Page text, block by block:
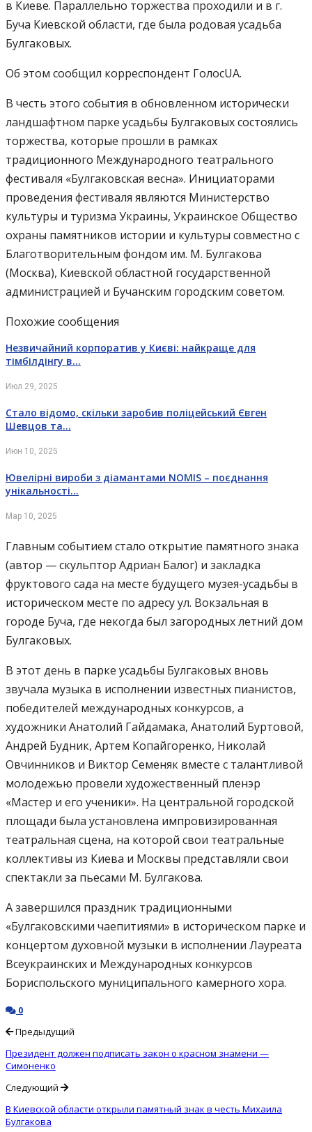
в Киеве. Параллельно торжества проходили и в г.
Буча Киевской области, где была родовая усадьба
Булгаковых.
Об этом сообщил корреспондент ГолосUA.
В честь этого события в обновленном исторически
ландшафтном парке усадьбы Булгаковых состоялись
торжества, которые прошли в рамках
традиционного Международного театрального
фестиваля «Булгаковская весна». Инициаторами
проведения фестиваля являются Министерство
культуры и туризма Украины, Украинское Общество
охраны памятников истории и культуры совместно с
Благотворительным фондом им. М. Булгакова
(Москва), Киевской областной государственной
администрацией и Бучанским городским советом.
Похожие сообщения
Незвичайний корпоратив у Києві: найкраще для
тімбілдінгу в…
Июл 29, 2025
Стало відомо, скільки заробив поліцейський Євген
Шевцов та…
Июн 10, 2025
Ювелірні вироби з діамантами NOMIS – поєднання
унікальності…
Мар 10, 2025
Главным событием стало открытие памятного знака
(автор — скульптор Адриан Балог) и закладка
фруктового сада на месте будущего музея-усадьбы в
историческом месте по адресу ул. Вокзальная в
городе Буча, где некогда был загородных летний дом
Булгаковых.
В этот день в парке усадьбы Булгаковых вновь
звучала музыка в исполнении известных пианистов,
победителей международных конкурсов, а
художники Анатолий Гайдамака, Анатолий Буртовой,
Андрей Будник, Артем Копайгоренко, Николай
Овчинников и Виктор Семеняк вместе с талантливой
молодежью провели художественный пленэр
«Мастер и его ученики». На центральной городской
площади была установлена импровизированная
театральная сцена, на которой свои театральные
коллективы из Киева и Москвы представляли свои
спектакли за пьесами М. Булгакова.
А завершился праздник традиционными
«Булгаковскими чаепитиями» в историческом парке и
концертом духовной музыки в исполнении Лауреата
Всеукраинских и Международных конкурсов
Бориспольского муниципального камерного хора.
0
Предыдущий
Президент должен подписать закон о красном знамени —
Симоненко
Следующий
В Киевской области открыли памятный знак в честь Михаила
Булгакова